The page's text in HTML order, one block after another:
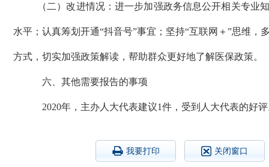
（二）改进情况：进一步加强政务信息公开相关专业
水平；认真筹划开通“抖音号”事宜；坚持“互联网＋”思维，
方式，切实加强政策解读，帮助群众更好地了解医保政策。
六、其他需要报告的事项
2020年，主办人大代表建议1件，受到人大代表的好
我要打印 关闭窗口